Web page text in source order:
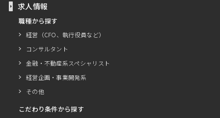
求人情報
職種から探す
経営（CFO、執行役員など）
コンサルタント
金融・不動産系スペシャリスト
経営企画・事業開発系
その他
こだわり条件から探す